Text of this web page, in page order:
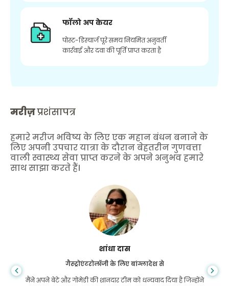
फॉलो अप केयर
पोस्ट-डिस्चार्ज पूरे समय नियमित अनुवर्ती
कार्रवाई और दवा की पूर्ति प्राप्त करता है
मरीज़प्रशंसापत्र
हमारे मरीज भविष्य के लिए एक महान बंधन बनाने के
लिए अपनी उपचार यात्रा के दौरान बेहतरीन गुणवत्ता
वाली स्वास्थ्य सेवा प्राप्त करने के अपने अनुभव हमारे
साथ साझा करते हैं।
शांधा दास
गैस्ट्रोएंटरोलॉजी के लिए बांग्लादेश से
मैंने अपने बेटे और गोमेडी की शानदार टीम को धन्यवाद दिया है जिन्होंने